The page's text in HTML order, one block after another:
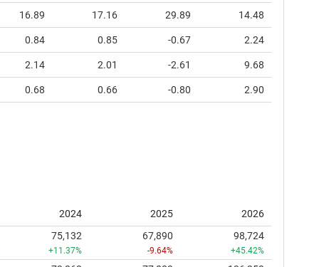
16.89 17.16 29.89 14.48
0.84 0.85 -0.67 2.24
2.14 2.01 -2.61 9.68
0.68 0.66 -0.80 2.90
2024 2025
2026
75,132
+11.37%
67,890
-9.64%
98,724
+45.42%